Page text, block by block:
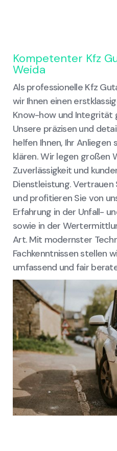
Kompetenter Kfz
Weida
Als professionelle Kfz
wir Ihnen einen
Know-how und Integrität
Unsere präzisen und
helfen Ihnen, Ihr
klären. Wir legen großen
Zuverlässigkeit und
Dienstleistung.
und profitieren Sie von
Erfahrung in der Unfall-
sowie in der
Art. Mit modernster
Fachkenntnissen stellen
umfassend und fair